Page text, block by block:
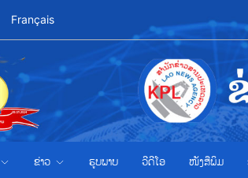
Français
ຂ່າວ ຮູບພາບ ວີດີໂອ ໜັງສືພິມ